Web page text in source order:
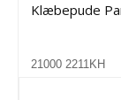
Klæbepude
21000 2211KH